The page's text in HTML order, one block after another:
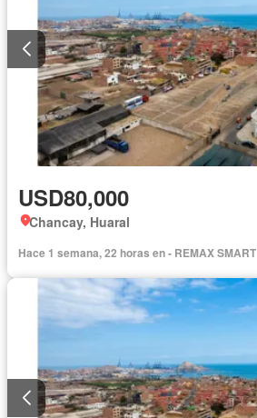
USD80,000
Chancay, Huaral
Hace 1 semana, 22 horas en - REMAX SMART